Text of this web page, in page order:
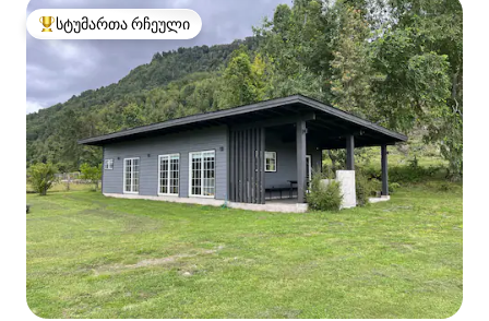
სტუმართა რჩეული მოწინავე ვარიანტი
სტუმართა რჩეული